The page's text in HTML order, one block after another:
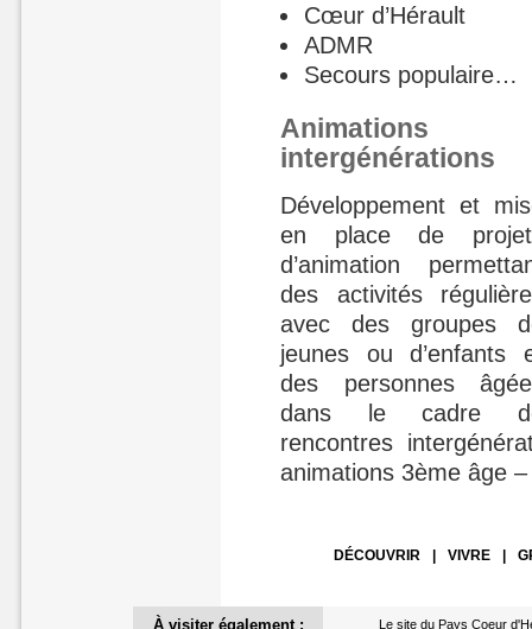
Cœur d’Hérault
ADMR
Secours populaire…
Animations
intergénérations
Développement et
en place de
d’animation
des activités
avec des groupes
jeunes ou d’enfants
des personnes
dans le cadre
rencontres
animations 3ème âge
DÉCOUVRIR VIVRE
Le site du Pays Coeur
À visiter également :